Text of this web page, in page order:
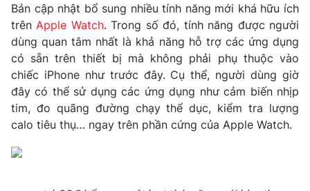
Thế giới đó đây
Câu chuyện quốc tế
Tài chính
Thị trường
Góc doanh nghiệp
Dữ liệu và đời sống
Truyền hình
Phim VTV
Nhân vật
Giải trí
Điện ảnh
Đời sống
Du lịch
Bản cập nhật bổ sung nhiều tính năng mới khá hữu ích
trên Apple Watch. Trong số đó, tính năng được người
dùng quan tâm nhất là khả năng hỗ trợ các ứng dụng
có sẵn trên thiết bị mà không phải phụ thuộc vào
chiếc iPhone như trước đây. Cụ thể, người dùng giờ
đây có thể sử dụng các ứng dụng như cảm biến nhịp
tim, đo quãng đường chạy thể dục, kiểm tra lượng
calo tiêu thụ… ngay trên phần cứng của Apple Watch.